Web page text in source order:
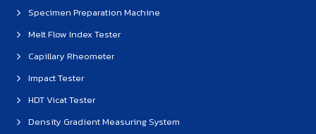
Specimen Preparation Machine
Melt Flow Index Tester
Capillary Rheometer
Impact Tester
HDT Vicat Tester
Density Gradient Measuring System